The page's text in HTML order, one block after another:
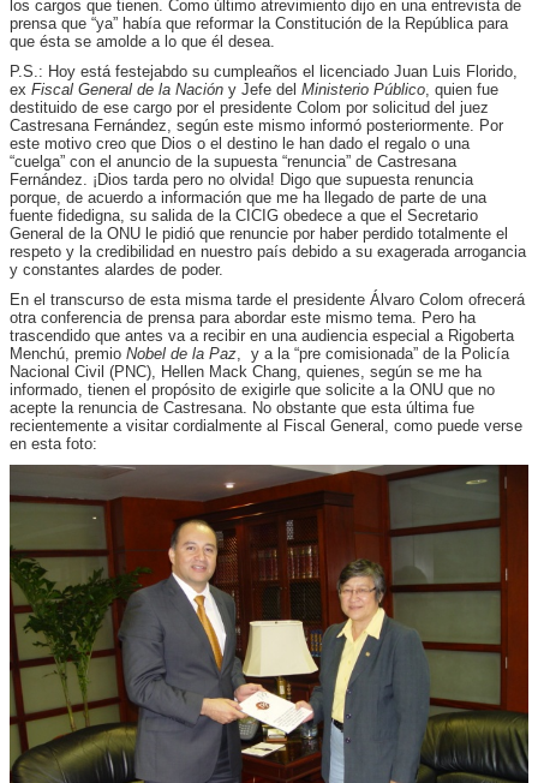
los cargos que tienen. Como último atrevimiento dijo en una entrevista de
prensa que “ya” había que reformar la Constitución de la República para
que ésta se amolde a lo que él desea.
P.S.: Hoy está festejabdo su cumpleaños el licenciado Juan Luis Florido,
ex Fiscal General de la Nación y Jefe del Ministerio Público, quien fue
destituido de ese cargo por el presidente Colom por solicitud del juez
Castresana Fernández, según este mismo informó posteriormente. Por
este motivo creo que Dios o el destino le han dado el regalo o una
“cuelga” con el anuncio de la supuesta “renuncia” de Castresana
Fernández. ¡Dios tarda pero no olvida! Digo que supuesta renuncia
porque, de acuerdo a información que me ha llegado de parte de una
fuente fidedigna, su salida de la CICIG obedece a que el Secretario
General de la ONU le pidió que renuncie por haber perdido totalmente el
respeto y la credibilidad en nuestro país debido a su exagerada arrogancia
y constantes alardes de poder.
En el transcurso de esta misma tarde el presidente Álvaro Colom ofrecerá
otra conferencia de prensa para abordar este mismo tema. Pero ha
trascendido que antes va a recibir en una audiencia especial a Rigoberta
Menchú, premio Nobel de la Paz, y a la “pre comisionada” de la Policía
Nacional Civil (PNC), Hellen Mack Chang, quienes, según se me ha
informado, tienen el propósito de exigirle que solicite a la ONU que no
acepte la renuncia de Castresana. No obstante que esta última fue
recientemente a visitar cordialmente al Fiscal General, como puede verse
en esta foto: